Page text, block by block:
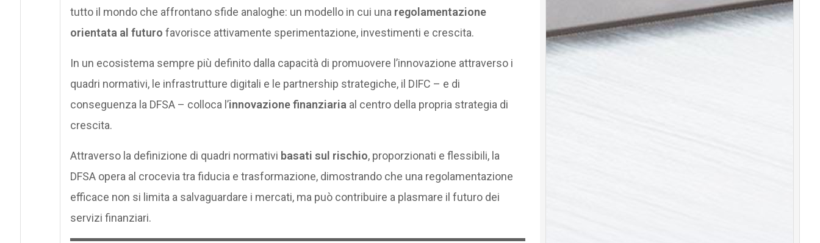
tutto il mondo che affrontano sfide analoghe: un modello in cui una regolamentazione
orientata al futuro favorisce attivamente sperimentazione, investimenti e crescita.
In un ecosistema sempre più definito dalla capacità di promuovere l’innovazione attraverso i
quadri normativi, le infrastrutture digitali e le partnership strategiche, il DIFC – e di
conseguenza la DFSA – colloca l’innovazione finanziaria al centro della propria strategia di
crescita.
Attraverso la definizione di quadri normativi basati sul rischio, proporzionati e flessibili, la
DFSA opera al crocevia tra fiducia e trasformazione, dimostrando che una regolamentazione
efficace non si limita a salvaguardare i mercati, ma può contribuire a plasmare il futuro dei
servizi finanziari.